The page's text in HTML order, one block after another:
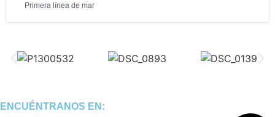
Primera línea de mar
ENCUÉNTRANOS EN: